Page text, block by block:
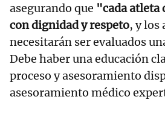
asegurando que "cada atleta
con dignidad y respeto, y los
necesitarán ser evaluados
Debe haber una educación
proceso y asesoramiento
asesoramiento médico